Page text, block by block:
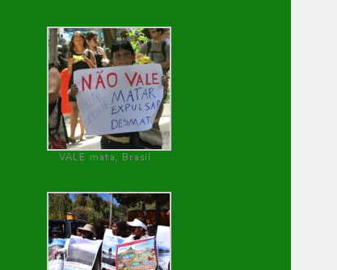
VALE mata, Brasil